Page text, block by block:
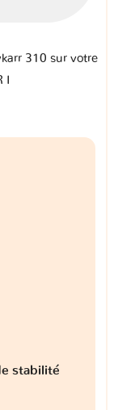
310 sur votre
I
stabilité